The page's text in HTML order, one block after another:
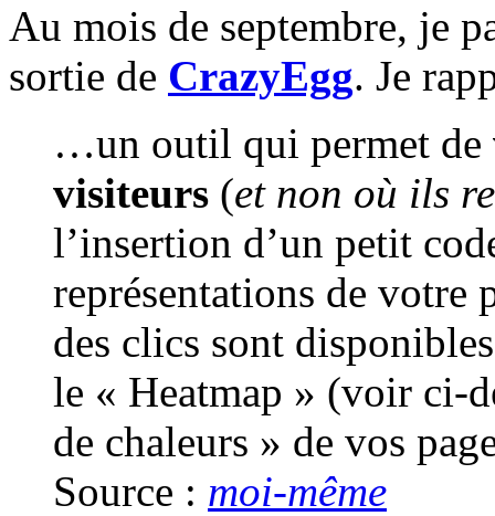
Au mois de septembre, je
sortie de CrazyEgg. Je
…un outil qui permet de
visiteurs (et non où ils
l’insertion d’un petit
représentations de votre
des clics sont
le « Heatmap » (voir ci-
de chaleurs » de vos
Source : moi-même